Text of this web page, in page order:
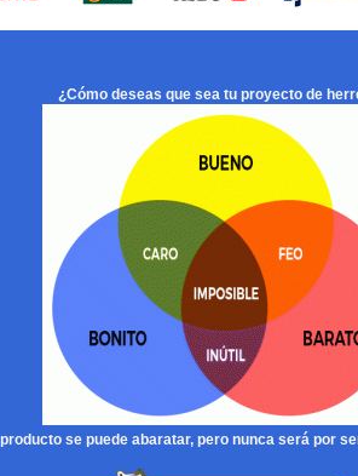
¿Cómo deseas que sea tu proyecto de
se puede abaratar, pero nunca será por